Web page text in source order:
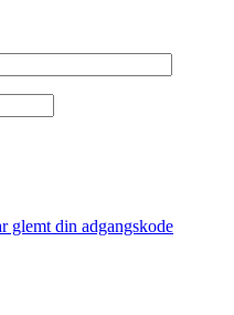
glemt din adgangskode